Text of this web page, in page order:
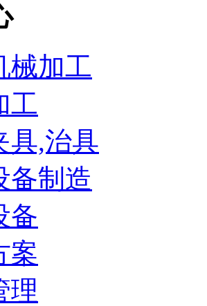
械加工
工
具,治具
备制造
备
案
理